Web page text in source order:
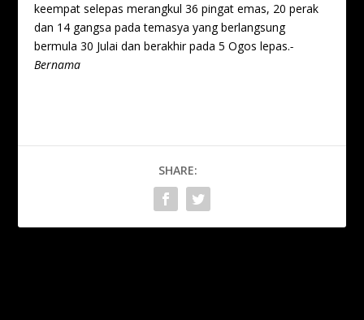
keempat selepas merangkul 36 pingat emas, 20 perak
dan 14 gangsa pada temasya yang berlangsung
bermula 30 Julai dan berakhir pada 5 Ogos lepas.-
Bernama
SHARE: